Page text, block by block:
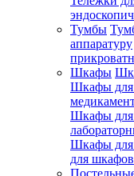
Тумбы
аппаратуру
Шкафы
Шкафы
Шкафы для
Шкафы для
для шкафов